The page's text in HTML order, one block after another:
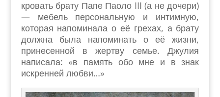
кровать брату Папе Паоло III (а не дочери)
— мебель персональную и интимную,
которая напоминала о её грехах, а брату
должна была напоминать о её жизни,
принесенной в жертву семье. Джулия
написала: «в память обо мне и в знак
искренней любви…»